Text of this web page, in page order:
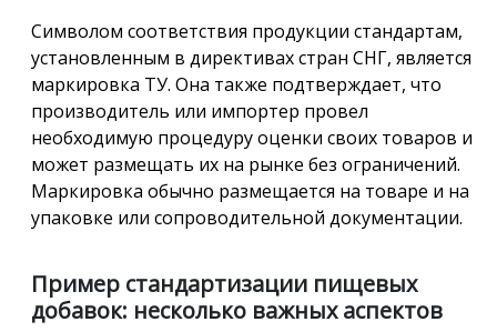
Символом соответствия продукции стандартам,
установленным в директивах стран СНГ, является
маркировка ТУ. Она также подтверждает, что
производитель или импортер провел
необходимую процедуру оценки своих товаров и
может размещать их на рынке без ограничений.
Маркировка обычно размещается на товаре и на
упаковке или сопроводительной документации.
Пример стандартизации пищевых
добавок: несколько важных аспектов